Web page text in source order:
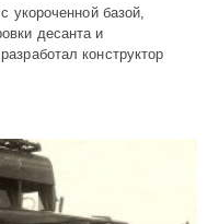
укороченной базой,
десанта и
конструктор